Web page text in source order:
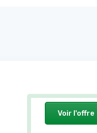
Voir l'offre